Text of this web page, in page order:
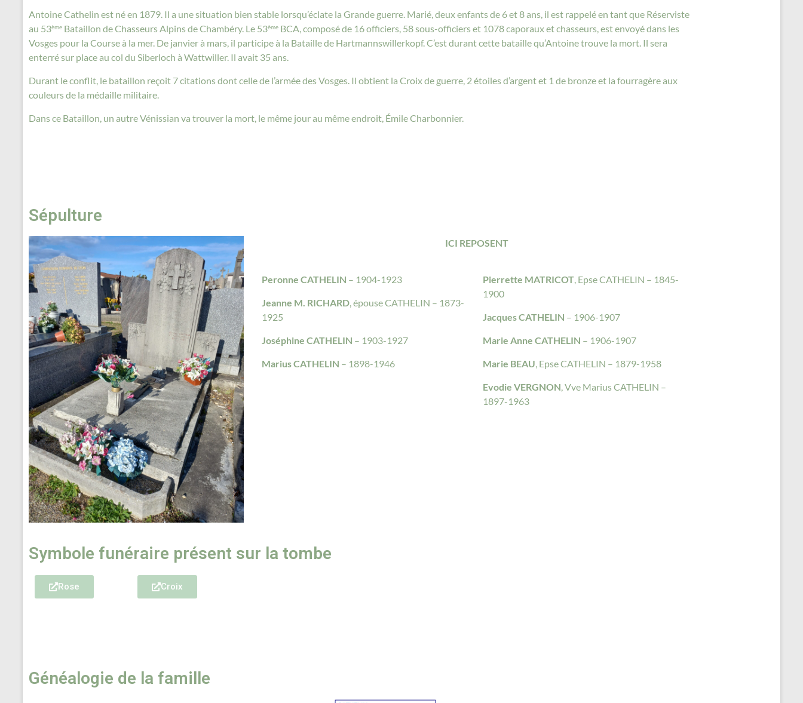
Antoine Cathelin est né en 1879. Il a une situation bien stable lorsqu’éclate la Grande guerre. Marié, deux enfants de 6 et 8 ans, il est rappelé en tant que Réserviste
au 53ème Bataillon de Chasseurs Alpins de Chambéry. Le 53ème BCA, composé de 16 officiers, 58 sous-officiers et 1078 caporaux et chasseurs, est envoyé dans les
Vosges pour la Course à la mer. De janvier à mars, il participe à la Bataille de Hartmannswillerkopf. C’est durant cette bataille qu’Antoine trouve la mort. Il sera
enterré sur place au col du Siberloch à Wattwiller. Il avait 35 ans.
Durant le conflit, le bataillon reçoit 7 citations dont celle de l’armée des Vosges. Il obtient la Croix de guerre, 2 étoiles d’argent et 1 de bronze et la fourragère aux
couleurs de la médaille militaire.
Dans ce Bataillon, un autre Vénissian va trouver la mort, le même jour au même endroit, Émile Charbonnier.
Sépulture
ICI REPOSENT
Peronne CATHELIN – 1904-1923
Jeanne M. RICHARD, épouse CATHELIN – 1873-
1925
Joséphine CATHELIN – 1903-1927
Marius CATHELIN – 1898-1946
Pierrette MATRICOT, Epse CATHELIN – 1845-
1900
Jacques CATHELIN – 1906-1907
Marie Anne CATHELIN – 1906-1907
Marie BEAU, Epse CATHELIN – 1879-1958
Evodie VERGNON, Vve Marius CATHELIN –
1897-1963
Symbole funéraire présent sur la tombe
Rose Croix
Généalogie de la famille